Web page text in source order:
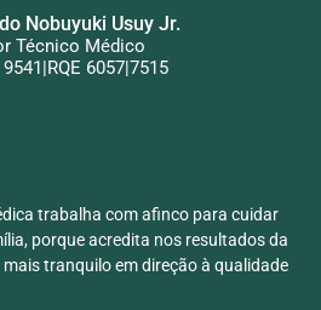
Nobuyuki Usuy Jr.
Técnico Médico
6057|7515
trabalha com afinco para cuidar
porque acredita nos resultados da
tranquilo em direção à qualidade